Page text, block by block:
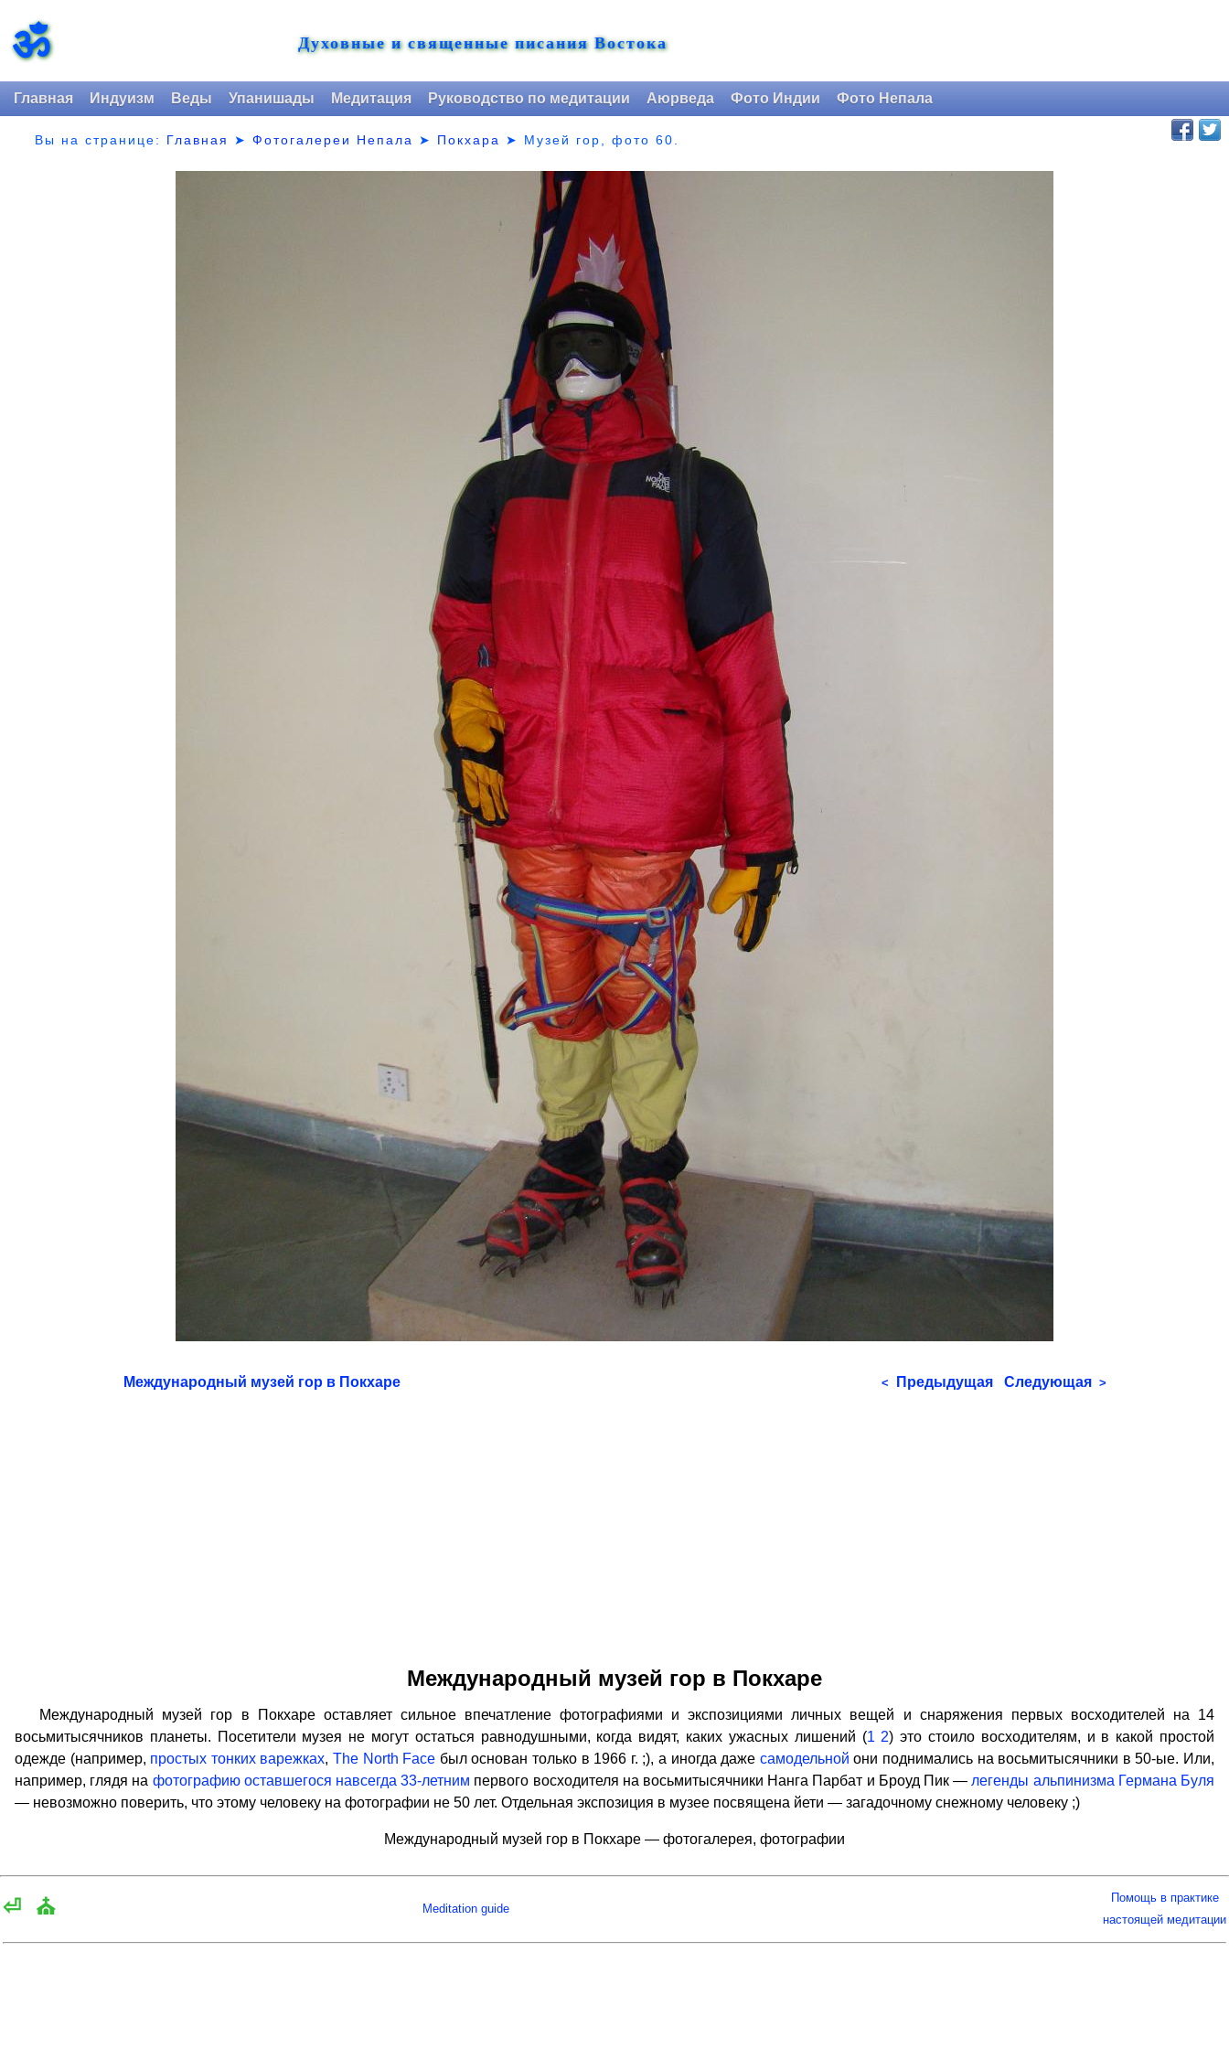
ॐ Духовные и священные писания Востока
Главная Индуизм Веды Упанишады Медитация Руководство по медитации Аюрведа Фото Индии Фото Непала
Вы на странице: Главная ➤Фотогалереи Непала ➤ Покхара ➤ Музей гор,фото 60.
Международный музей гор в Покхаре < Предыдущая Следующая >
Международный музей гор в Покхаре
Международный музей гор в Покхаре оставляет сильное впечатление фотографиями и экспозициями личных вещей и снаряжения первых восходителей на 14
восьмитысячников планеты. Посетители музея не могут остаться равнодушными, когда видят, каких ужасных лишений (1 2) это стоило восходителям, и в какой простой
одежде (например, простых тонких варежках,The North Face был основан только в 1966 г. ;), а иногда даже самодельной они поднимались на восьмитысячники в 50-ые. Или,
например, глядя на фотографию оставшегося навсегда 33-летним первого восходителя на восьмитысячники Нанга Парбат и Броуд Пик — легенды альпинизма Германа Буля
— невозможно поверить, что этому человеку на фотографии не 50 лет. Отдельная экспозиция в музее посвящена йети — загадочному снежному человеку ;)
Международный музей гор в Покхаре — фотогалерея, фотографии
⏎ ⛪ Meditation guide
Помощь в практике
настоящей медитации